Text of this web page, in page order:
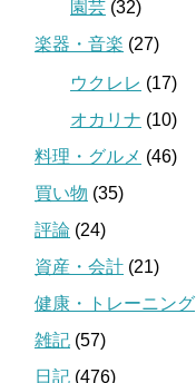
園芸 (32)
楽器・音楽 (27)
ウクレレ (17)
オカリナ (10)
料理・グルメ (46)
買い物 (35)
評論 (24)
資産・会計 (21)
健康・トレーニング
雑記 (57)
日記 (476)